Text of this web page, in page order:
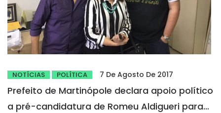
NOTÍCIAS POLÍTICA 7 De Agosto De 2017
Prefeito de Martinópole declara apoio político
a pré-candidatura de Romeu Aldigueri para